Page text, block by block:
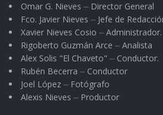
Omar G. Nieves ⏤ Director General
Fco. Javier Nieves ⏤ Jefe de
Xavier Nieves Cosio ⏤ Administrador.
Rigoberto Guzmán Arce ⏤ Analista
Alex Solis "El Chaveto" ⏤ Conductor.
Rubén Becerra ⏤ Conductor
Joel López ⏤ Fotógrafo
Alexis Nieves ⏤ Productor